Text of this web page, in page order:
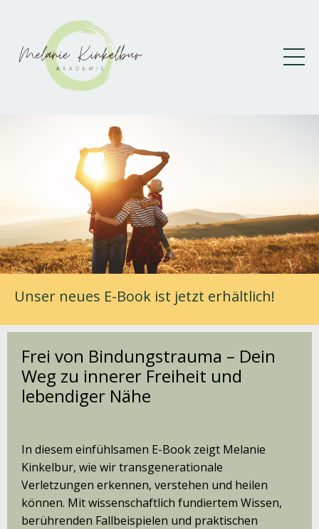
Unser neues E-Book ist jetzt erhältlich!
Frei von Bindungstrauma – Dein
Weg zu innerer Freiheit und
lebendiger Nähe
In diesem einfühlsamen E-Book zeigt Melanie
Kinkelbur, wie wir transgenerationale
Verletzungen erkennen, verstehen und heilen
können. Mit wissenschaftlich fundiertem Wissen,
berührenden Fallbeispielen und praktischen